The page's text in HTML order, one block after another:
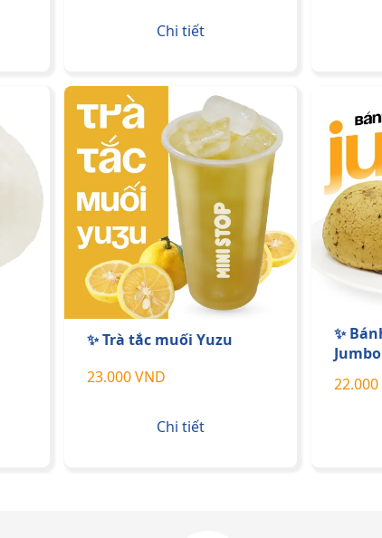
Chi tiết
✨ Trà tắc muối Yuzu
23.000 VND
Chi tiết
✨
Jumbo
22.000